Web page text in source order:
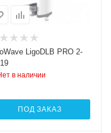
LigoDLB PRO 2-
в наличии
ПОД ЗАКАЗ